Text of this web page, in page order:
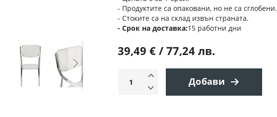
- Продуктите са опаковани, но не са сглобени.
- Стоките са на склад извън страната.
Срок на доставка 15 работни дни
39,49 € / 77,24 лв.
Добави